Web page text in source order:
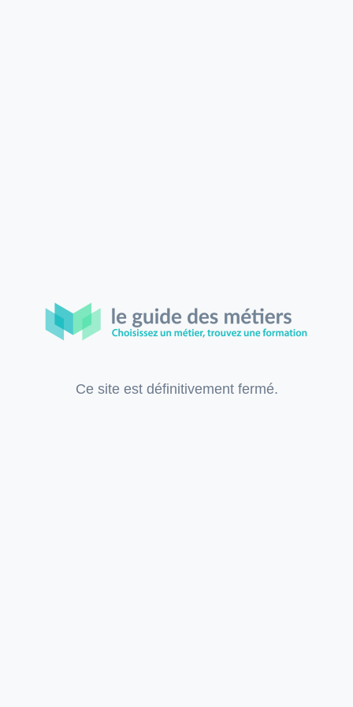
Ce site est définitivement fermé.